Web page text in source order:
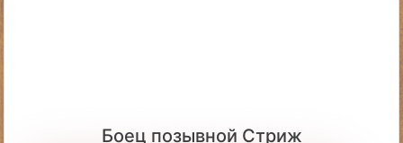
Боец позывной Стриж